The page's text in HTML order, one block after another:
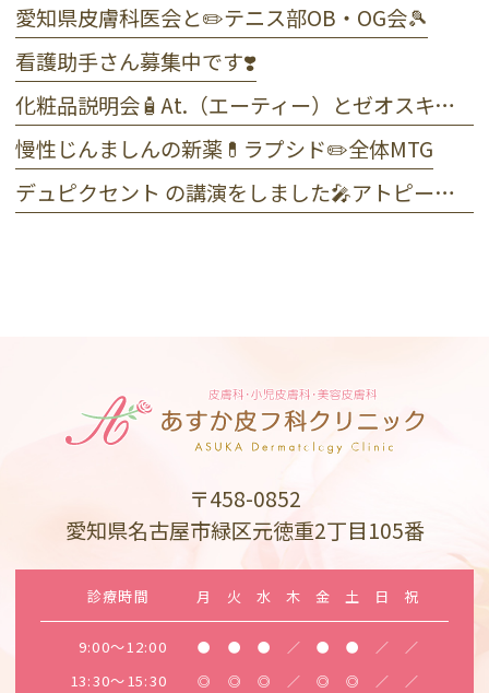
愛知県皮膚科医会と✏️テニス部OB・OG会🎾
看護助手さん募集中です❣️
化粧品説明会🧴At.（エーティー）とゼオスキンヘルス
慢性じんましんの新薬💊ラプシド✏️全体MTG
デュピクセント の講演をしました🎤アトピー性皮膚炎
〒458-0852
愛知県名古屋市緑区元徳重2丁目105番
診療時間 月 火 水 木 金 土 日 祝
9:00～12:00 ● ● ● ／ ● ● ／ ／
13:30～15:30 ◎ ◎ ◎ ／ ◎ ◎ ／ ／